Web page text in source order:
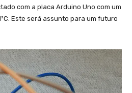
com a placa Arduino Uno com um
Este será assunto para um futuro